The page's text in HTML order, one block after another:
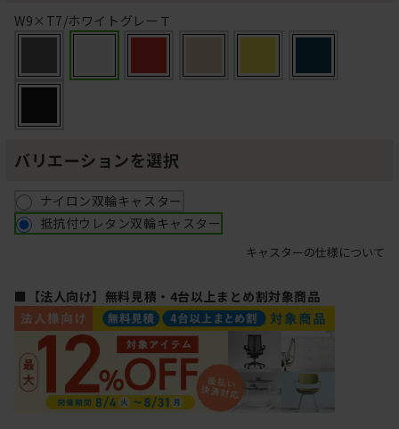
W9×T7/ホワイトグレーＴ
バリエーションを選択
ナイロン双輪キャスター
抵抗付ウレタン双輪キャスター
キャスターの仕様について
■【法人向け】無料見積・4台以上まとめ割対象商品